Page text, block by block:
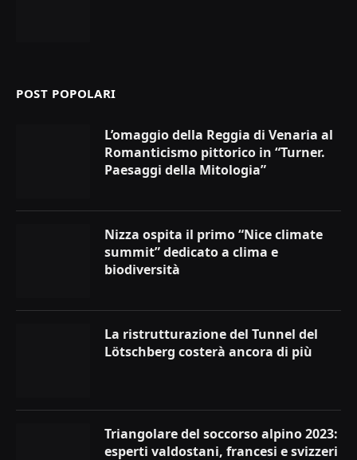
POST POPOLARI
L’omaggio della Reggia di Venaria al
Romanticismo pittorico in “Turner.
Paesaggi della Mitologia”
Nizza ospita il primo “Nice climate
summit” dedicato a clima e
biodiversità
La ristrutturazione del Tunnel del
Lötschberg costerà ancora di più
Triangolare del soccorso alpino 2023:
esperti valdostani, francesi e svizzeri